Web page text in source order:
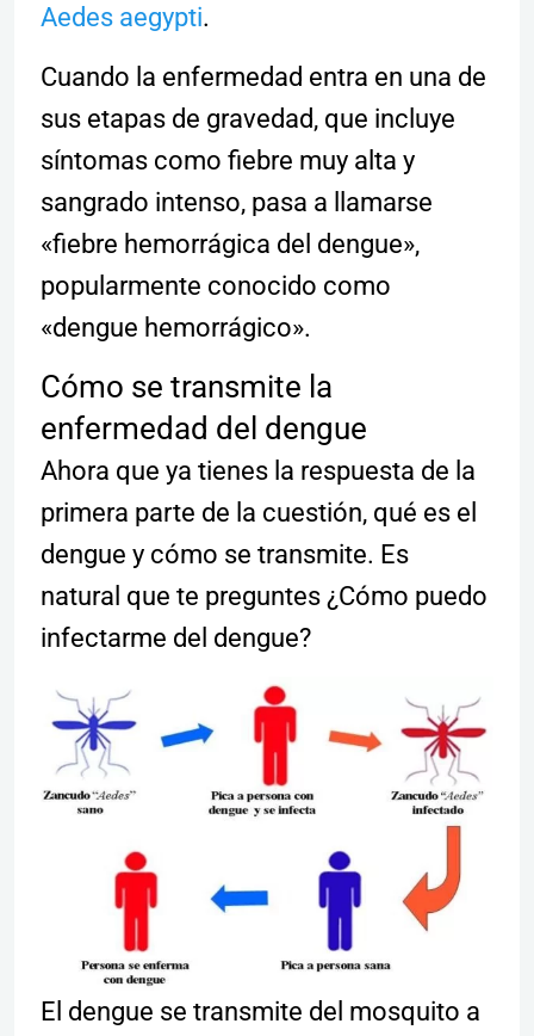
Aedes aegypti.
Cuando la enfermedad entra en una de
sus etapas de gravedad, que incluye
síntomas como fiebre muy alta y
sangrado intenso, pasa a llamarse
«fiebre hemorrágica del dengue»,
popularmente conocido como
«dengue hemorrágico».
Cómo se transmite la
enfermedad del dengue
Ahora que ya tienes la respuesta de la
primera parte de la cuestión, qué es el
dengue y cómo se transmite. Es
natural que te preguntes ¿Cómo puedo
infectarme del dengue?
El dengue se transmite del mosquito a